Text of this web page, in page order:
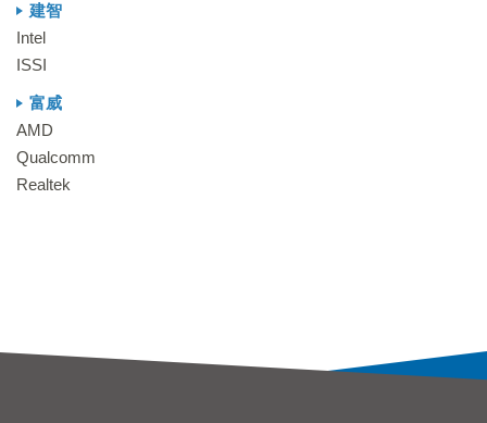
建智
Intel
ISSI
富威
AMD
Qualcomm
Realtek